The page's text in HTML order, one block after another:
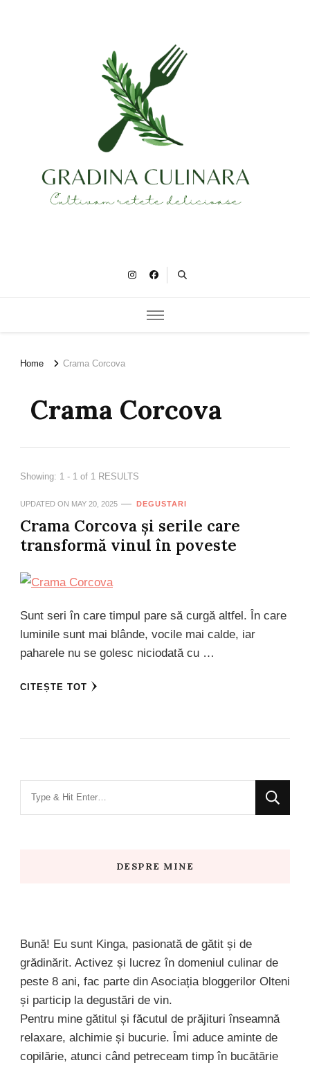
Gradina Culinara
Home Crama Corcova
Crama Corcova
Showing: 1 - 1 of 1 RESULTS
UPDATED ON MAY 20, 2025 DEGUSTARI
Crama Corcova și serile care
transformă vinul în poveste
Sunt seri în care timpul pare să curgă altfel. În care
luminile sunt mai blânde, vocile mai calde, iar
paharele nu se golesc niciodată cu …
CITEȘTE TOT
DESPRE MINE
Bună! Eu sunt Kinga, pasionată de gătit și de
grădinărit. Activez și lucrez în domeniul culinar de
peste 8 ani, fac parte din Asociația bloggerilor Olteni
și particip la degustări de vin.
Pentru mine gătitul și făcutul de prăjituri înseamnă
relaxare, alchimie și bucurie. Îmi aduce aminte de
copilărie, atunci când petreceam timp în bucătărie